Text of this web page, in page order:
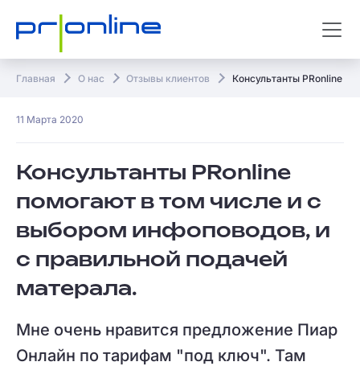
Главная О нас Отзывы клиентов Консультанты PRonline
11 Марта 2020
Консультанты PRonline
помогают в том числе и с
выбором инфоповодов, и
с правильной подачей
матерала.
Мне очень нравится предложение Пиар
Онлайн по тарифам "под ключ". Там